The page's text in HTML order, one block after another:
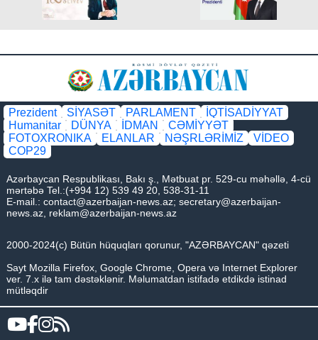
Prezident SİYASƏT PARLAMENT
İQTİSADİYYAT
Humanitar
DÜNYA İDMAN
CƏMİYYƏT
FOTOXRONIKA
ELANLAR NƏŞRLƏRİMİZ
VİDEO
COP29
Azərbaycan Respublikası, Bakı ş., Mətbuat pr. 529-cu məhəllə, 4-cü
mərtəbə Tel.:(+994 12) 539 49 20, 538-31-11
E-mail.: contact@azerbaijan-news.az; secretary@azerbaijan-
news.az reklam@azerbaijan-news.az
2000-2024(c) Bütün hüquqları qorunur, "AZƏRBAYCAN" qəzeti
Sayt Mozilla Firefox, Google Chrome, Opera və Internet Explorer
ver. 7.x ilə tam dəstəklənir. Məlumatdan istifadə etdikdə istinad
mütləqdir